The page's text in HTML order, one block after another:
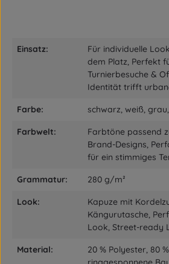
Einsatz:
Für individuelle
dem Platz, Perfekt
Turnierbesuche &
Identität trifft
Farbe: schwarz, weiß,
Farbwelt:
Farbtöne passend
Brand-Designs,
für ein stimmiges
Grammatur: 280 g/m²
Look:
Kapuze mit
Kängurutasche,
Look, Street-ready
Material:
20 % Polyester, 80